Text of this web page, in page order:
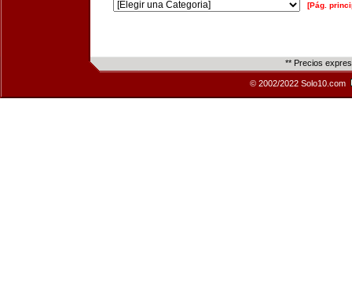
[Pág.
** Precios
© 2002/2022 Solo10.com